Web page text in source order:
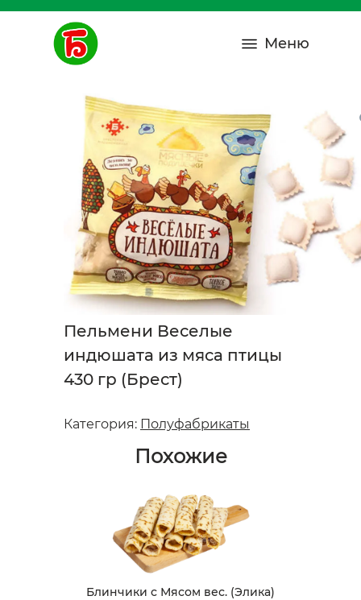
Меню
Пельмени Веселые
индюшата из мяса птицы
430 гр (Брест)
Категория: Полуфабрикаты
Похожие
Блинчики с Мясом вес. (Элика)